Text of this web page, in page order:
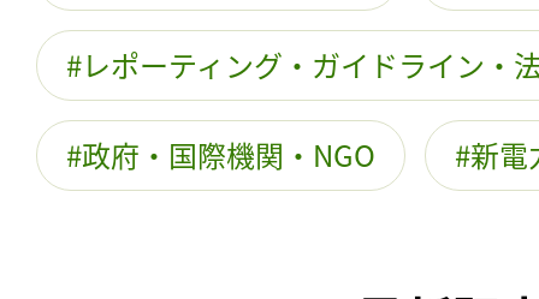
レポーティング・ガイドライン・
政府・国際機関・NGO 新電